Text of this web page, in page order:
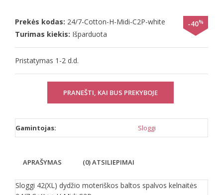
-40%
Prekės kodas: 24/7-Cotton-H-Midi-C2P-white
Turimas kiekis: Išparduota
Pristatymas 1-2 d.d.
PRANEŠTI, KAI BUS PREKYBOJE
Gamintojas: Sloggi
APRAŠYMAS (0) ATSILIEPIMAI
Sloggi 42(XL) dydžio moteriškos baltos spalvos kelnaitės